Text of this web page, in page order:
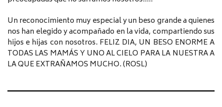
Un reconocimiento muy especial y un beso grande a quienes
nos han elegido y acompañado en la vida, compartiendo sus
hijos e hijas con nosotros. FELIZ DIA, UN BESO ENORME A
TODAS LAS MAMÁS Y UNO AL CIELO PARA LA NUESTRA A
LA QUE EXTRAÑAMOS MUCHO. (ROSL)